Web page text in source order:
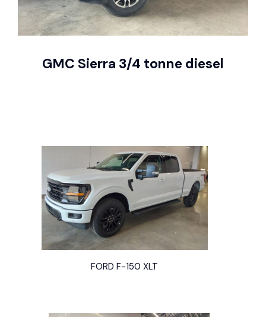
GMC Sierra 3/4 tonne diesel
FORD F-150 XLT